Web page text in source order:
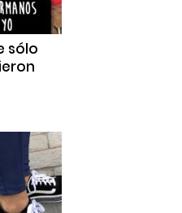
sólo